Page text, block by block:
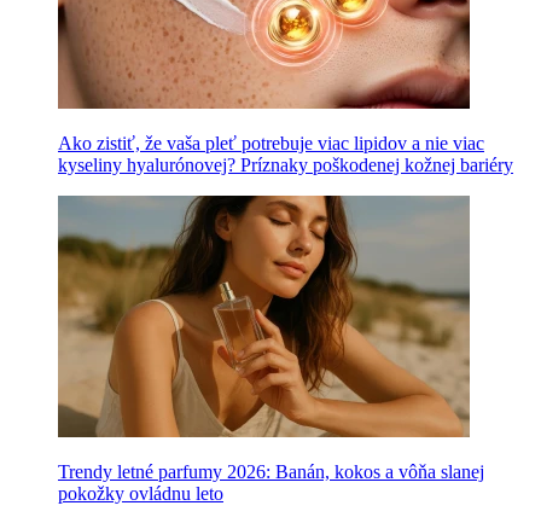
Ako zistiť, že vaša pleť potrebuje viac lipidov a nie viac
kyseliny hyalurónovej? Príznaky poškodenej kožnej bariéry
Trendy letné parfumy 2026: Banán, kokos a vôňa slanej
pokožky ovládnu leto